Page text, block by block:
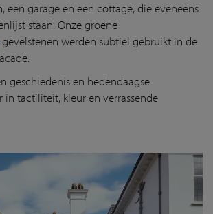
een garage en een cottage, die eveneens
staan. Onze groene
gevelstenen werden subtiel gebruikt in de
geschiedenis en hedendaagse
in tactiliteit, kleur en verrassende